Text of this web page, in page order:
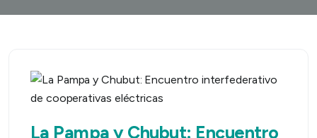
La Pampa y Chubut: Encuentro